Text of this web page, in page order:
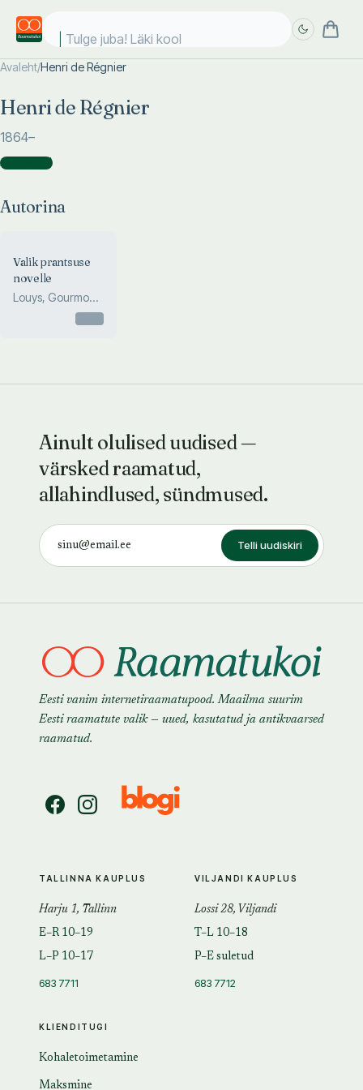
Tulge juba! Läki kooli
Avaleht/Henri de Régnier
Henri de Régnier
1864–
Autorina )
Autorina
Valik prantsuse
novelle
Louys, Gourmont,
Morand, Régnier
Ainult olulised uudised —
värsked raamatud,
allahindlused, sündmused.
Telli uudiskiri
Eesti vanim internetiraamatupood. Maailma suurim
Eesti raamatute valik — uued, kasutatud ja antikvaarsed
raamatud.
KLIENDITUGI
Kohaletoimetamine
Maksmine
TALLINNA KAUPLUS
Harju 1, Tallinn
E–R 10–19
L–P 10–17
683 7711
VILJANDI KAUPLUS
Lossi 28, Viljandi
T–L 10–18
P–E suletud
683 7712